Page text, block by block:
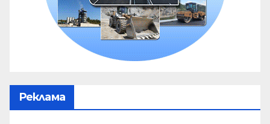
Реклама